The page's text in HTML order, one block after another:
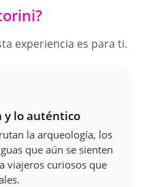
experiencia es para ti.
y lo auténtico
la arqueología, los
que aún se sienten
viajeros curiosos que